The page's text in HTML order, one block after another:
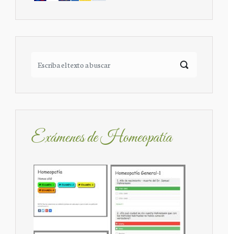
Exámenes de Homeopatía